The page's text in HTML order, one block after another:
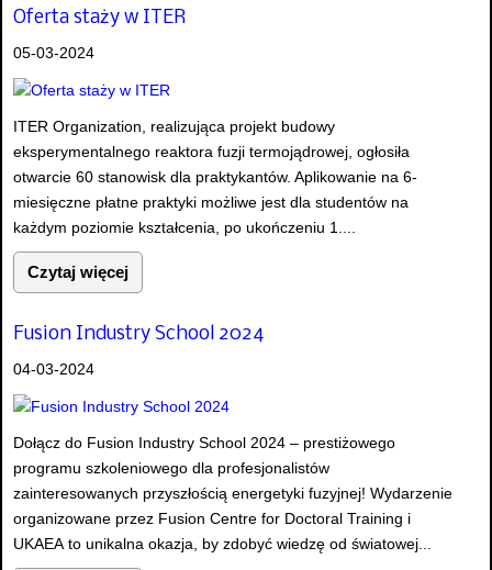
Oferta staży w ITER
05-03-2024
ITER Organization, realizująca projekt budowy
eksperymentalnego reaktora fuzji termojądrowej, ogłosiła
otwarcie 60 stanowisk dla praktykantów. Aplikowanie na 6-
miesięczne płatne praktyki możliwe jest dla studentów na
każdym poziomie kształcenia, po ukończeniu 1....
Czytaj więcej
Fusion Industry School 2024
04-03-2024
Dołącz do Fusion Industry School 2024 – prestiżowego
programu szkoleniowego dla profesjonalistów
zainteresowanych przyszłością energetyki fuzyjnej! Wydarzenie
organizowane przez Fusion Centre for Doctoral Training i
UKAEA to unikalna okazja, by zdobyć wiedzę od światowej...